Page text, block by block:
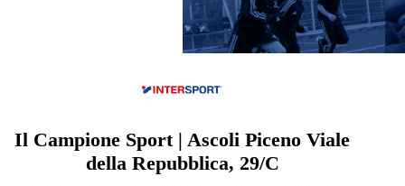
Il Campione Sport | Ascoli Piceno Viale
della Repubblica, 29/C